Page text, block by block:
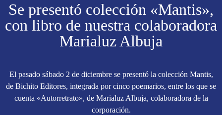
Se presentó colección «Mantis»,
con libro de nuestra colaboradora
Marialuz Albuja
El pasado sábado 2 de diciembre se presentó la colección Mantis,
de Bichito Editores, integrada por cinco poemarios, entre los que se
cuenta «Autorretrato», de Marialuz Albuja, colaboradora de la
corporación.